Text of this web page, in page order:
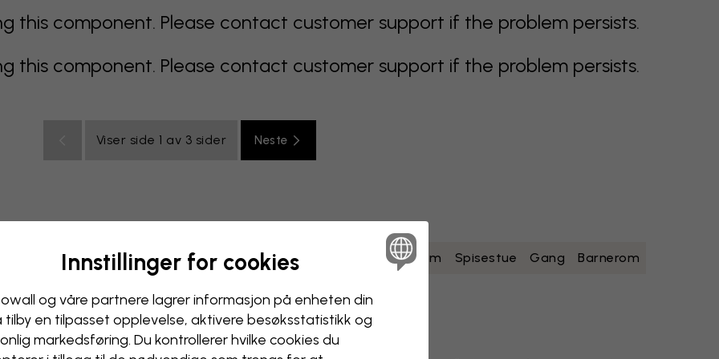
this component. Please contact customer support if the problem persists.
this component. Please contact customer support if the problem persists.
Viser side 1 av 3 sider Neste
oransje rosa lilla rød turkis hvit Soverom Spisestue Gang Barnerom
Innstillinger for cookies
og våre partnere lagrer informasjon på enheten din
tilby en tilpasset opplevelse, aktivere besøks­statistikk og
markedsføring. Du kontrollerer hvilke cookies du